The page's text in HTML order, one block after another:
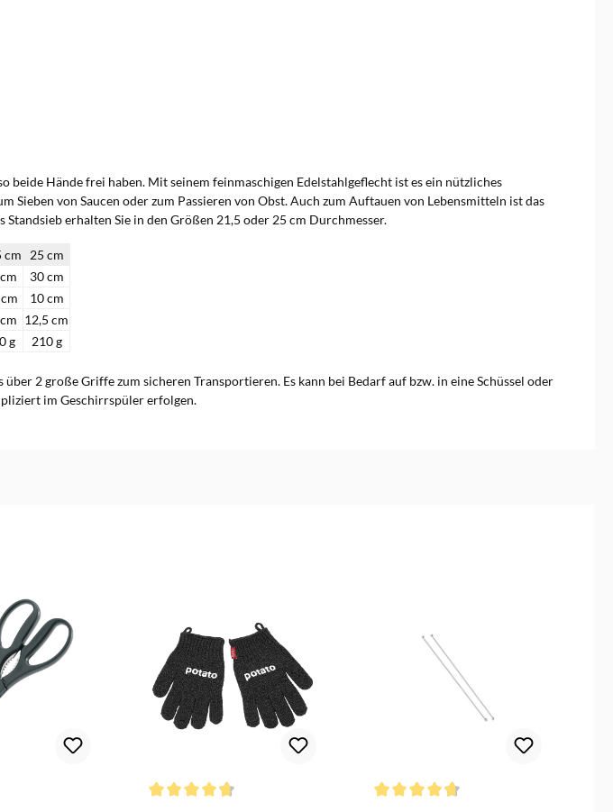
beide Hände frei haben. Mit seinem feinmaschigen Edelstahlgeflecht ist es ein nützliches
Sieben von Saucen oder zum Passieren von Obst. Auch zum Auftauen von Lebensmitteln ist das
erhalten Sie in den Größen 21,5 oder 25 cm Durchmesser.
cm
25 cm
30 cm
10 cm
12,5 cm
g 210 g
2 große Griffe zum sicheren Transportieren. Es kann bei Bedarf auf bzw. in eine Schüssel oder
im Geschirrspüler erfolgen.